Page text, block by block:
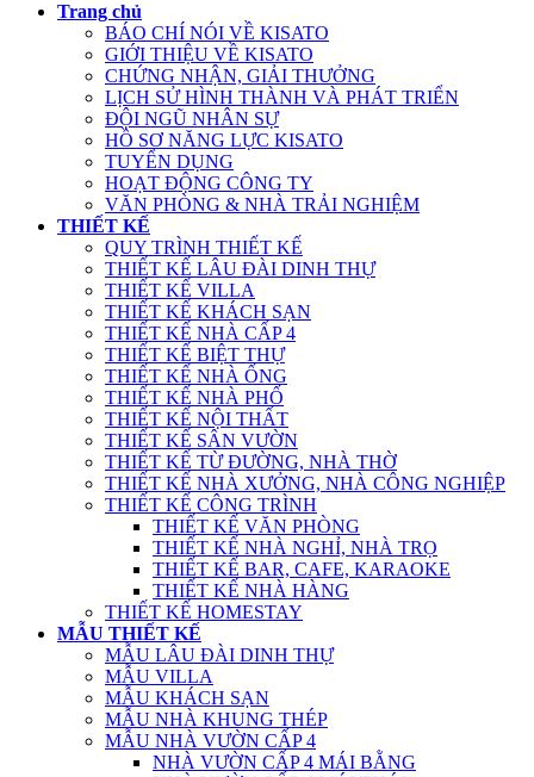
Trang chủ
BÁO CHÍ NÓI VỀ KISATO
GIỚI THIỆU VỀ KISATO
CHỨNG NHẬN, GIẢI THƯỞNG
LỊCH SỬ HÌNH THÀNH VÀ PHÁT TRIỂN
ĐỘI NGŨ NHÂN SỰ
HỒ SƠ NĂNG LỰC KISATO
TUYỂN DỤNG
HOẠT ĐỘNG CÔNG TY
VĂN PHÒNG & NHÀ TRẢI NGHIỆM
THIẾT KẾ
QUY TRÌNH THIẾT KẾ
THIẾT KẾ LÂU ĐÀI DINH THỰ
THIẾT KẾ VILLA
THIẾT KẾ KHÁCH SẠN
THIẾT KẾ NHÀ CẤP 4
THIẾT KẾ BIỆT THỰ
THIẾT KẾ NHÀ ỐNG
THIẾT KẾ NHÀ PHỐ
THIẾT KẾ NỘI THẤT
THIẾT KẾ SÂN VƯỜN
THIẾT KẾ TỪ ĐƯỜNG, NHÀ THỜ
THIẾT KẾ NHÀ XƯỞNG, NHÀ CÔNG NGHIỆP
THIẾT KẾ CÔNG TRÌNH
THIẾT KẾ VĂN PHÒNG
THIẾT KẾ NHÀ NGHỈ, NHÀ TRỌ
THIẾT KẾ BAR, CAFE, KARAOKE
THIẾT KẾ NHÀ HÀNG
THIẾT KẾ HOMESTAY
MẪU THIẾT KẾ
MẪU LÂU ĐÀI DINH THỰ
MẪU VILLA
MẪU KHÁCH SẠN
MẪU NHÀ KHUNG THÉP
MẪU NHÀ VƯỜN CẤP 4
NHÀ VƯỜN CẤP 4 MÁI BẰNG